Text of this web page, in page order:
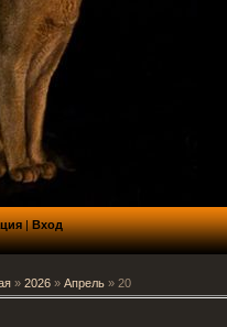
|Вход
» 2026 » Апрель » 20